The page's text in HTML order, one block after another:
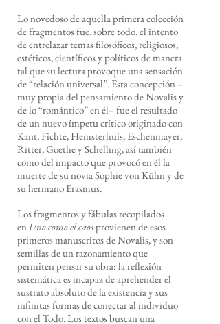
Lo novedoso de aquella primera colección
de fragmentos fue, sobre todo, el intento
de entrelazar temas filosóficos, religiosos,
estéticos, científicos y políticos de manera
tal que su lectura provoque una sensación
de “relación universal”. Esta concepción –
muy propia del pensamiento de Novalis y
de lo “romántico” en él– fue el resultado
de un nuevo ímpetu crítico originado con
Kant, Fichte, Hemsterhuis, Eschenmayer,
Ritter, Goethe y Schelling, así también
como del impacto que provocó en él la
muerte de su novia Sophie von Kühn y de
su hermano Erasmus.
Los fragmentos y fábulas recopilados
en Uno como el caosprovienen de esos
primeros manuscritos de Novalis, y son
semillas de un razonamiento que
permiten pensar su obra: la reflexión
sistemática es incapaz de aprehender el
sustrato absoluto de la existencia y sus
infinitas formas de conectar al individuo
con el Todo. Los textos buscan una